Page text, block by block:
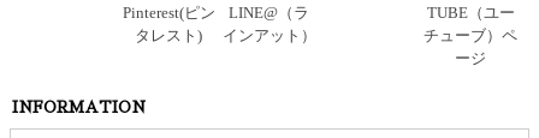
INFORMATION